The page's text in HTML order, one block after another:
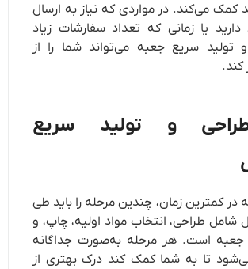
کمک می‌کند. در مواردی که نیاز به ارسال
یا زمانی که تعداد سفارشات زیاد
تولید سریع جعبه می‌تواند شما را از
کند.
و تولید سریع
در کمترین زمان، چندین مرحله را باید طی
شامل طراحی، انتخاب مواد اولیه، چاپ، و
جعبه است. هر مرحله به‌صورت جداگانه
تا به شما کمک کند درک بهتری از